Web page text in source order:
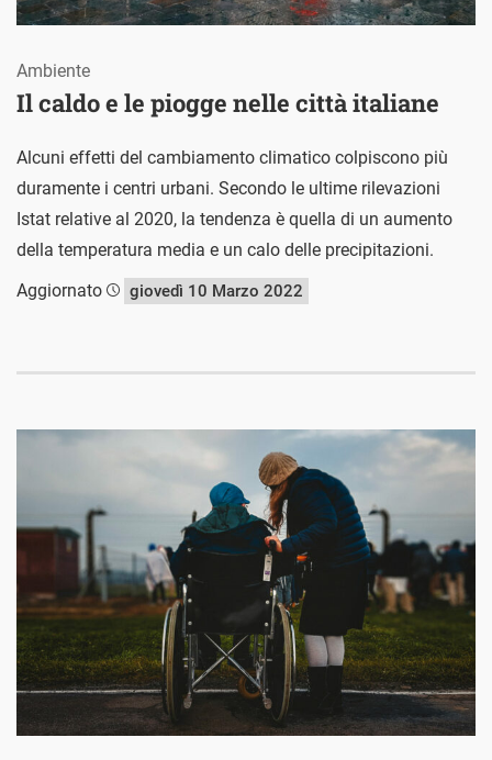
Il caldo e le piogge nelle città italiane
Ambiente
Alcuni effetti del cambiamento climatico colpiscono più
duramente i centri urbani. Secondo le ultime rilevazioni
Istat relative al 2020, la tendenza è quella di un aumento
della temperatura media e un calo delle precipitazioni.
Aggiornato
giovedì 10 Marzo 2022